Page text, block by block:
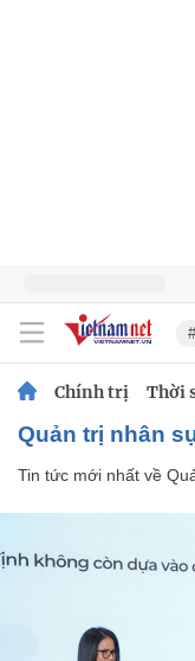
Chính trị Thời
Quản trị nhân
Tin tức mới nhất về